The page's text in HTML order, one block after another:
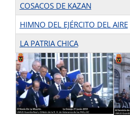
COSACOS DE KAZAN
HIMNO DEL EJÉRCITO DEL AIRE
LA PATRIA CHICA